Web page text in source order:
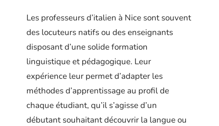
Les professeurs d’italien à Nice sont souvent
des locuteurs natifs ou des enseignants
disposant d’une solide formation
linguistique et pédagogique. Leur
expérience leur permet d’adapter les
méthodes d’apprentissage au profil de
chaque étudiant, qu’il s’agisse d’un
débutant souhaitant découvrir la langue ou